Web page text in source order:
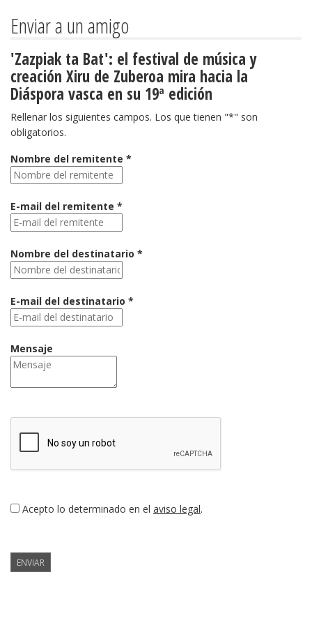
Enviar a un amigo
'Zazpiak ta Bat': el festival de música y
creación Xiru de Zuberoa mira hacia la
Diáspora vasca en su 19ª edición
Rellenar los siguientes campos. Los que tienen "*" son
obligatorios.
Nombre del remitente *
E-mail del remitente *
Nombre del destinatario *
E-mail del destinatario *
Mensaje
Acepto lo determinado en el aviso legal.
ENVIAR